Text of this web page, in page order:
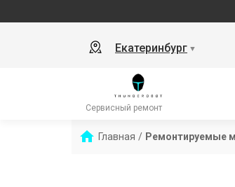
Екатеринбург ▼
Сервисный ремонт
Главная / Ремонтируемые